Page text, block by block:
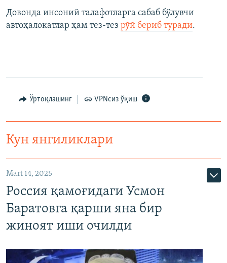
Довонда инсоний талафотларга сабаб бўлувчи
автоҳалокатлар ҳам тез-тез рўй бериб туради.
Ўртоқлашинг VPNсиз ўқиш
Кун янгиликлари
Mart 14, 2025
Россия қамоғидаги Усмон
Баратовга қарши яна бир
жиноят иши очилди